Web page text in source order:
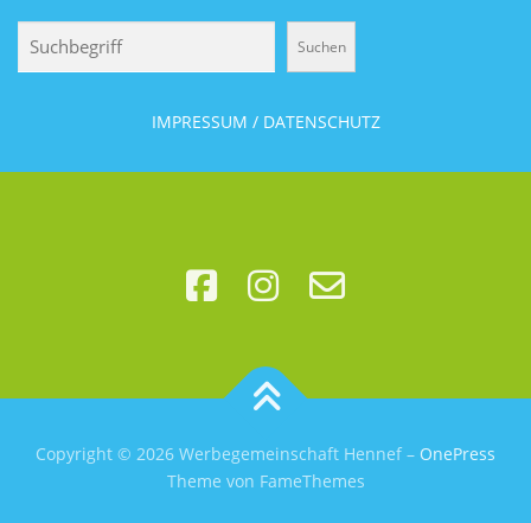
Suchen
Suchen
IMPRESSUM / DATENSCHUTZ
Copyright © 2026 Werbegemeinschaft Hennef– OnePress
Theme von FameThemes